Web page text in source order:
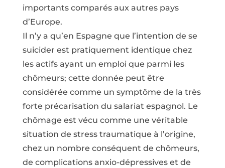
importants comparés aux autres pays
d’Europe.
Il n’y a qu’en Espagne que l’intention de se
suicider est pratiquement identique chez
les actifs ayant un emploi que parmi les
chômeurs; cette donnée peut être
considérée comme un symptôme de la très
forte précarisation du salariat espagnol. Le
chômage est vécu comme une véritable
situation de stress traumatique à l’origine,
chez un nombre conséquent de chômeurs,
de complications anxio-dépressives et de